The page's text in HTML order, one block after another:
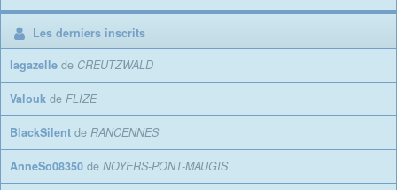
Les derniers inscrits
lagazelle de CREUTZWALD
Valouk de FLIZE
BlackSilent de RANCENNES
AnneSo08350 de NOYERS-PONT-MAUGIS